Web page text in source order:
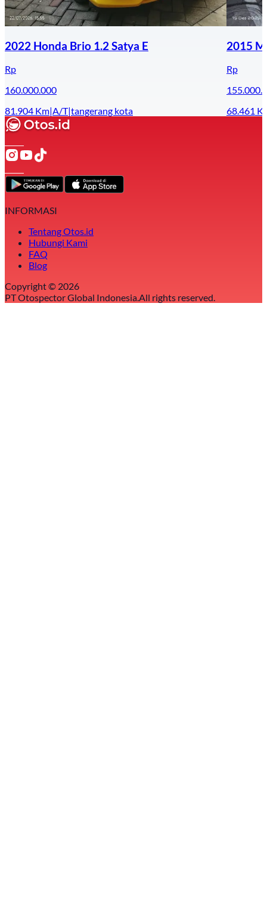
2022 Honda Brio 1.2 Satya E
Rp
160.000.000
81.904 Km|A/T|tangerang kota
2015
Rp
68.461
INFORMASI
Tentang Otos.id
Hubungi Kami
FAQ
Blog
Copyright © 2026
PT Otospector Global Indonesia.All rights reserved.